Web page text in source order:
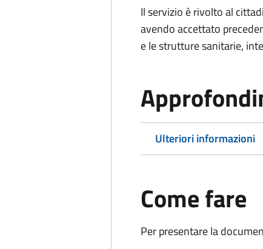
Il servizio è rivolto al
avendo accettato
e le strutture sanitarie,
Ulteriori informazioni
Come fare
Per presentare la